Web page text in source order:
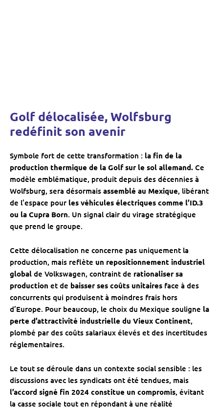
Golf délocalisée, Wolfsburg
redéfinit son avenir
Symbole fort de cette transformation : la fin de la
production thermique de la Golf sur le sol allemand. Ce
modèle emblématique, produit depuis des décennies à
Wolfsburg, sera désormais assemblé au Mexique, libérant
de l’espace pour les véhicules électriques comme l’ID.3
ou la Cupra Born. Un signal clair du virage stratégique
que prend le groupe.
Cette délocalisation ne concerne pas uniquement la
production, mais reflète un repositionnement industriel
global de Volkswagen, contraint de rationaliser sa
production et de baisser ses coûts unitaires face à des
concurrents qui produisent à moindres frais hors
d’Europe. Pour beaucoup, le choix du Mexique souligne la
perte d’attractivité industrielle du Vieux Continent,
plombé par des coûts salariaux élevés et des incertitudes
réglementaires.
Le tout se déroule dans un contexte social sensible : les
discussions avec les syndicats ont été tendues, mais
l’accord signé fin 2024 constitue un compromis, évitant
la casse sociale tout en répondant à une réalité